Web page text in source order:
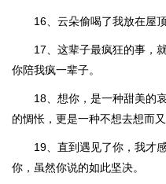
16、云朵偷喝了我放在屋
17、这辈子最疯狂的事，
你陪我疯一辈子。
18、想你，是一种甜美的
的惆怅，更是一种不想去想而
19、直到遇见了你，我才
你，虽然你说的如此坚决。